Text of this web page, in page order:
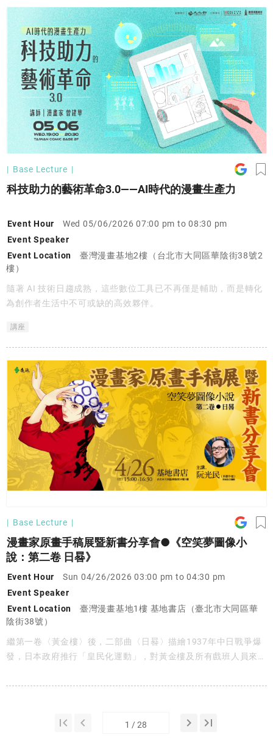
態，實現更長久的創作生涯。
Base Lecture
科技助力的藝術革命3.0——AI時代的漫畫生產力
Event Hour
Wed 05/06/2026 07:00 pm to 08:30 pm
Event Speaker
Event Location
臺灣漫畫基地2樓（台北市大同區華陰街38號2
樓）
隨著 AI 技術日趨成熟，這些數位工具已不再僅是輔助，而是轉化
為創作者生活中不可或缺的高效夥伴。
講座
Base Lecture
漫畫家原畫手稿展暨新書分享會●《空笑夢圖像小
說：第二卷 日晷》
Event Hour
Sun 04/26/2026 03:00 pm to 04:30 pm
Event Speaker
Event Location
臺灣漫畫基地1樓 基地書店（臺北市大同區華
陰街38號）
繼第一卷〈黃金樓〉後，二部曲〈日晷〉描繪1937年中日戰爭爆
發，日本政府推行「皇民化運動」，對黃金樓及所有戲班人員來
串翻天覆地的挑戰宛如巨浪般洶湧襲來。「娛樂，是一群人清醒在
分鏡節奏，到布袋戲演出與舞台氛圍的視覺呈現，在命運與時局之
first_page keyboard_arrow_left keyboard_arrow_right last_page